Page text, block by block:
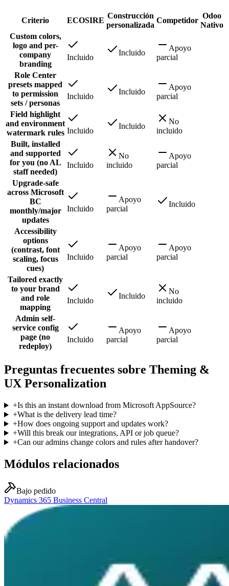
Criterio ECOSIRE
Construcción
personalizada
Competidor
Odoo
Nativo
Custom colors,
logo and per-
company
branding
Incluido
Incluido
Apoyo
parcial
Role Center
presets mapped
to permission
sets / personas
Incluido
Incluido
Apoyo
parcial
Field highlight
and environment
watermark rules Incluido
Incluido
No
incluido
Built, installed
and supported
for you (no AL
staff needed)
Incluido
No
incluido
Apoyo
parcial
Upgrade-safe
across Microsoft
BC
monthly/major
updates
Incluido
Apoyo
parcial
Incluido
Accessibility
options
(contrast, font
scaling, focus
cues)
Incluido
Apoyo
parcial
Apoyo
parcial
Tailored exactly
to your brand
and role
mapping
Incluido
Incluido
No
incluido
Admin self-
service config
page (no
redeploy)
Incluido
Apoyo
parcial
Apoyo
parcial
Preguntas frecuentes sobre Theming &
UX Personalization
+Is this an instant download from Microsoft AppSource?
+What is the delivery lead time?
+How does ongoing support and updates work?
+Will this break our integrations, API or job queue?
+Can our admins change colors and rules after handover?
Módulos relacionados
Bajo pedido
Dynamics 365 Business Central